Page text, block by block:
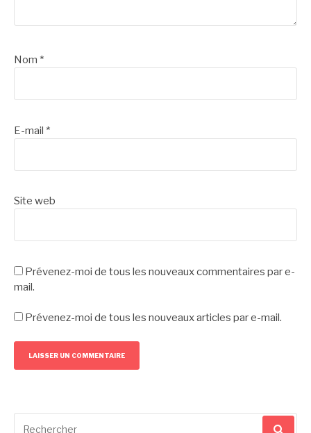
Nom *
E-mail *
Site web
Prévenez-moi de tous les nouveaux commentaires par e-
mail.
Prévenez-moi de tous les nouveaux articles par e-mail.